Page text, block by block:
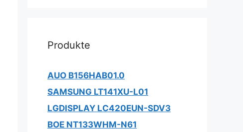
Produkte
AUO B156HAB01.0
SAMSUNG LT141XU-L01
LGDISPLAY LC420EUN-SDV3
BOE NT133WHM-N61